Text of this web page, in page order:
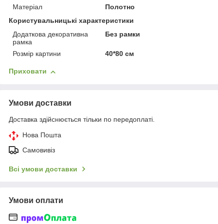
Матеріал
Полотно
Користувальницькі характеристики
Додаткова декоративна
рамка
Без рамки
Розмір картини 40*80 см
Приховати
Умови доставки
Доставка здійснюється тільки по передоплаті.
Нова Пошта
Самовивіз
Всі умови доставки
Умови оплати